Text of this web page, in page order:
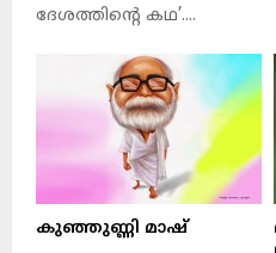
ദേശത്തിന്റെ കഥ’....
കുഞ്ഞുണ്ണി മാഷ്‌